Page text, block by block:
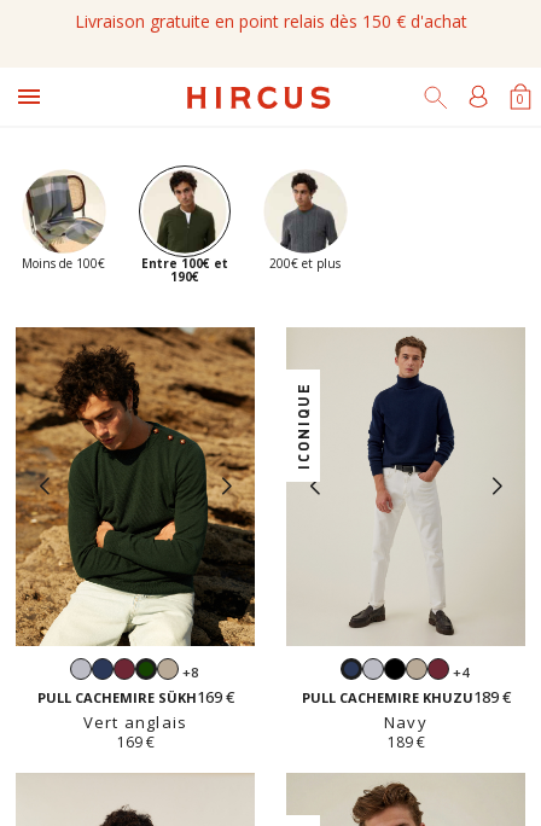
Livraison gratuite en point relais dès 150 € d'achat
Retours gratuits sous 14 jours
0
Moins de 100€ Entre 100€ et
190€
200€ et plus
Gris
perle
NavyBordeaux
Vert
anglais
Beige
sable
+8
PULL CACHEMIRE SÜKH169 €
Vert anglais
169 €
ICONIQUE
NavyGris
perle
NoirBeige
sable
Bordeaux
+4
PULL CACHEMIRE KHUZU189 €
Navy
189 €